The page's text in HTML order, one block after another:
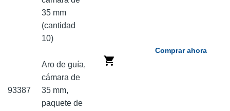
35 mm
(cantidad
10)
93387
Aro de guía,
cámara de
35 mm,
paquete de
Comprar ahora